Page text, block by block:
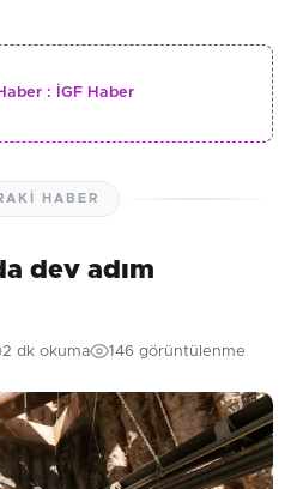
: İGF Haber
HABER
dev adım
2 dk okuma 146 görüntülenme